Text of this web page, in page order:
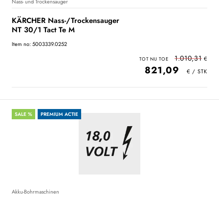
KÄRCHER Nass-/Trockensauger
NT 30/1 Tact Te M
Item no: 5003339.0252
1.010,31
821,09
SALE % PREMIUM ACTIE
Akku-Bohrmaschinen